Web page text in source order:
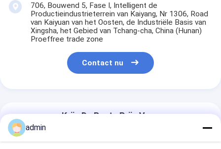
706, Bouwend 5, Fase I, Intelligent de
Productieindustrieterrein van Kaiyang, Nr 1306, Road
van Kaiyuan van het Oosten, de Industriële Basis van
Xingsha, het Gebied van Tchang-cha, China (Hunan)
Proeffree trade zone
Contact nu
Krijg De Beste Prijs Voor
admin